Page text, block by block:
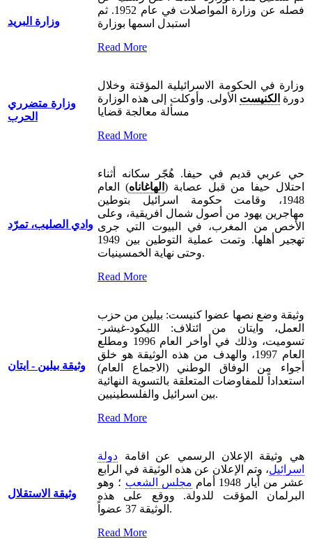
وزارة البريد
فصله عن وزارة المواصلات في عام 1952. ثم
استبدل اسمها بوزارة
Read More
وزارة متضرري
الحرب
وزارة في الحكومة الاسرائيلية المؤقتة وخلال
دورة الكنيست الأولى. وأوكلت إلى هذه الوزارة
مسألة معالجة قضايا
Read More
وادي الصليب، تمرّد
حي عربي قديم في حيفا. هُجّر سكانه أثناء
احتلال حيفا من قبل عصابة ( الهاغاناه) العام
1948، وقامت حكومة اسرائيل بتوطين
مهاجرين يهود من أصول شمال افريقية، وعلى
الأخص من المغرب، في البيوت التي جرى
تهجير أهلها. وتمت عملية التوطين بين 1949
وحتى نهاية الخمسينيات.
Read More
وثيقة بيلين - ايتان
وثيقة وضع نصها عضوا كنيست: بيلين من حزب
العمل، وايتان من ائتلاف: الليكود-غيشر-
تسوميت، وذلك في أواخر العام 1996 ومطلع
العام 1997، والهدف من هذه الوثيقة هو خلق
أجواء من الوفاق الوطني (الاجماع العام)
استعداداً للمفاوضات المتعلقة بالتسوية النهائية
بين اسرائيل والفلسطينيين.
Read More
وثيقة الاستقلال
هي وثيقة الإعلان الرسمي عن اقامة دولة
اسرائيل، وتم الإعلان عن هذه الوثيقة في الرابع
عشر من أيار 1948 أمام
مجلس الشعب ؛ وهو
البرلمان المؤقت للدولة. ووقع على هذه
الوثيقة 37 عضواً.
Read More